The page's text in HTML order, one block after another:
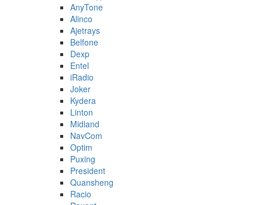
AnyTone
Alinco
Ajetrays
Belfone
Dexp
Entel
iRadio
Joker
Kydera
Linton
Midland
NavCom
Optim
Puxing
President
Quansheng
Racio